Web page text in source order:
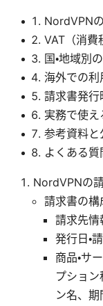
NordVPN
VAT（消費
国・地域別
海外での利
請求書発行
実務で使え
参考資料と
よくある質
NordVPNの
請求書の構
請求先情
発行日・
商品・サ
プション
ン名、期